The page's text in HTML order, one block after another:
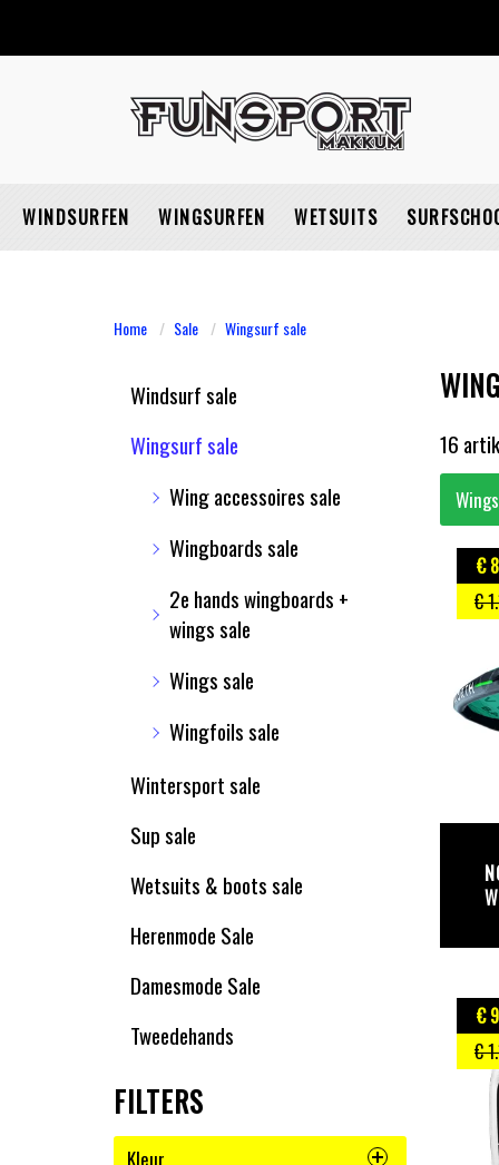
WINDSURFEN WINGSURFEN WETSUITS
Home Sale Wingsurf sale
Windsurf sale
Wingsurf sale
Wing accessoires sale
Wingboards sale
2e hands wingboards +
wings sale
Wings sale
Wingfoils sale
Wintersport sale
Sup sale
Wetsuits & boots sale
Herenmode Sale
Damesmode Sale
Tweedehands
FILTERS
Kleur
16
€
€
€
€